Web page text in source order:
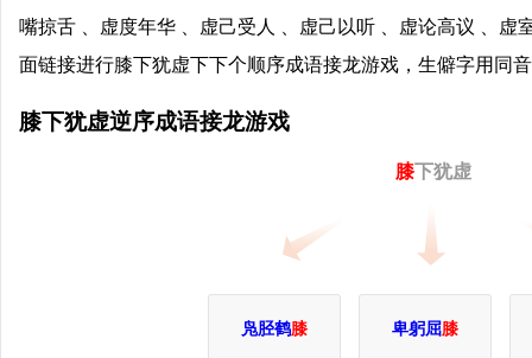
嘴掠舌 、虚度年华 、虚己受人 、虚己以听 、虚论高议 、虚
面链接进行膝下犹虚下下个顺序成语接龙游戏，生僻字用同
膝下犹虚逆序成语接龙游戏
膝下犹虚
凫胫鹤膝 卑躬屈膝